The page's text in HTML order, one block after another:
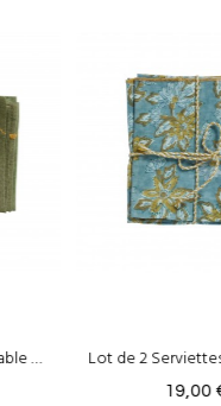
Lot de 2 Serviettes de Table - Arya Jade
19,00